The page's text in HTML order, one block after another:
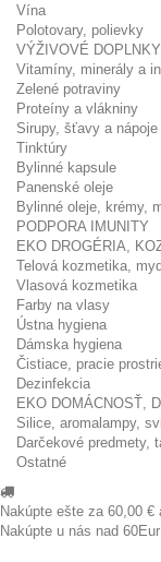
Vína
Polotovary, polievky
VÝŽIVOVÉ DOPLNKY
Vitamíny, minerály a
Zelené potraviny
Proteíny a vlákniny
Sirupy, šťavy a nápoje
Tinktúry
Bylinné kapsule
Panenské oleje
Bylinné oleje, krémy,
PODPORA IMUNITY
EKO DROGÉRIA,
Telová kozmetika,
Vlasová kozmetika
Farby na vlasy
Ústna hygiena
Dámska hygiena
Čistiace, pracie
Dezinfekcia
EKO DOMÁCNOSŤ,
Silice, aromalampy,
Darčekové predmety,
Ostatné
Nakúpte ešte za 60,00 €
Nakúpte u nás nad